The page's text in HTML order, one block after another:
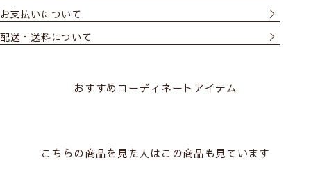
お支払いについて
配送・送料について
おすすめコーディネートアイテム
こちらの商品を見た人はこの商品も見ています